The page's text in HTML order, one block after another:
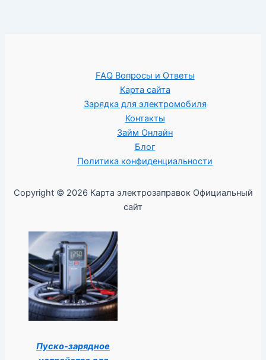
FAQ Вопросы и Ответы
Карта сайта
Зарядка для электромобиля
Контакты
Займ Онлайн
Блог
Политика конфиденциальности
Copyright © 2026 Карта электрозаправок Официальный
сайт
Пуско-зарядное